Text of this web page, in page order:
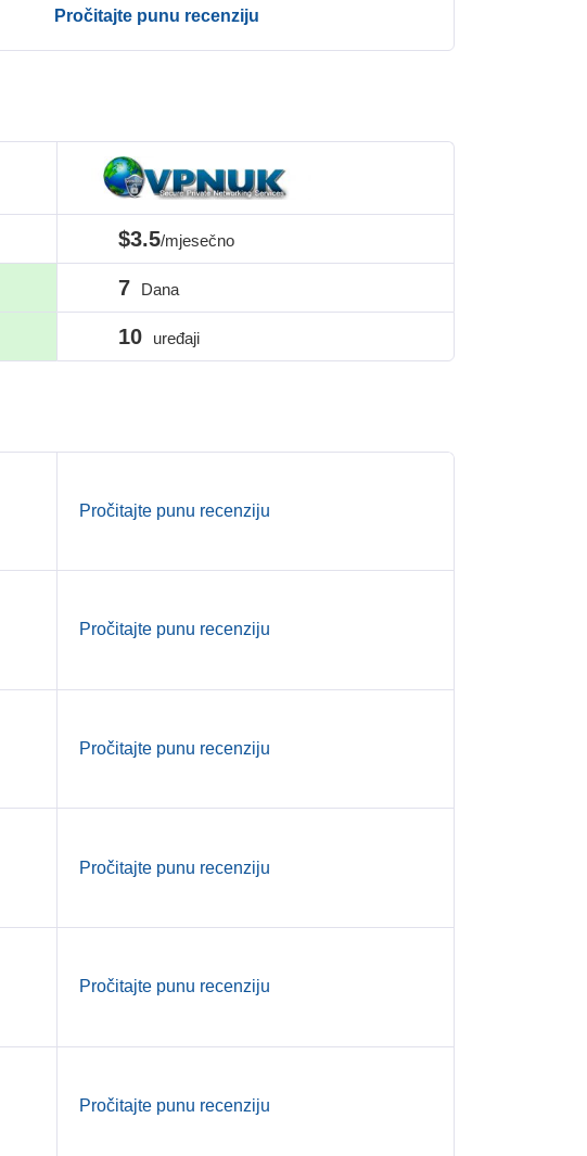
Pročitajte punu recenziju
$3.5/mjesečno
7 Dana
10 uređaji
Pročitajte punu recenziju
Pročitajte punu recenziju
Pročitajte punu recenziju
Pročitajte punu recenziju
Pročitajte punu recenziju
Pročitajte punu recenziju